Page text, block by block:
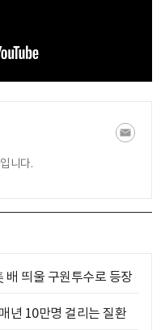
니다.
띄울 구원투수로 등장
년 10만명 걸리는 질환